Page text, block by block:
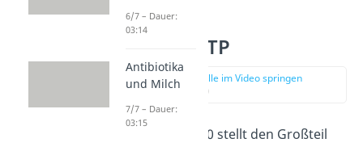
Coenzym ATP
zur Stelle im Video springen
(03:15)
Das Coenzym q10 stellt den Großteil
6/7 – Dauer:
03:14
Antibiotika
und Milch
7/7 – Dauer:
03:15